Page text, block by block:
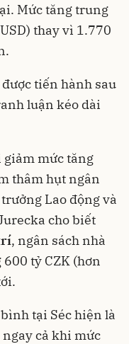
Mức tăng trung
thay vì 1.770
tiến hành sau
luận kéo dài
mức tăng
thâm hụt ngân
Lao động và
cho biết
, ngân sách nhà
tỷ CZK (hơn
tại Séc hiện là
ngay cả khi mức